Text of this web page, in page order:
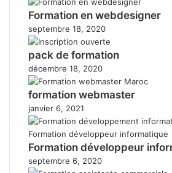
Formation en webdesigner
septembre 18, 2020
pack de formation
décembre 18, 2020
formation webmaster
janvier 6, 2021
Formation développeur
septembre 6, 2020